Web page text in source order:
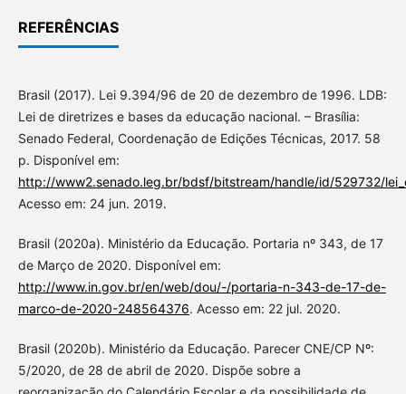
REFERÊNCIAS
Brasil (2017). Lei 9.394/96 de 20 de dezembro de 1996. LDB:
Lei de diretrizes e bases da educação nacional. – Brasília:
Senado Federal, Coordenação de Edições Técnicas, 2017. 58
p. Disponível em:
http://www2.senado.leg.br/bdsf/bitstream/handle/id/529732/
Acesso em: 24 jun. 2019.
Brasil (2020a). Ministério da Educação. Portaria nº 343, de 17
de Março de 2020. Disponível em:
http://www.in.gov.br/en/web/dou/-/portaria-n-343-de-17-de-
marco-de-2020-248564376. Acesso em: 22 jul. 2020.
Brasil (2020b). Ministério da Educação. Parecer CNE/CP Nº:
5/2020, de 28 de abril de 2020. Dispõe sobre a